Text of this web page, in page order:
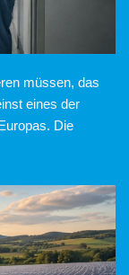
müssen, das
eines der
Die